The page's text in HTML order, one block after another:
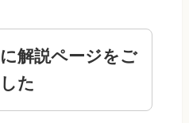
解説ページをご
た